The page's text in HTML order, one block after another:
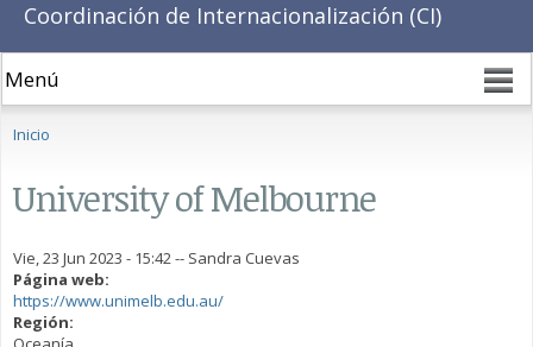
Coordinación de Internacionalización (CI)
Se encuentra usted aquí
Inicio
University of Melbourne
Vie, 23 Jun 2023 - 15:42-- Sandra Cuevas
Página web:
https://www.unimelb.edu.au/
Región: